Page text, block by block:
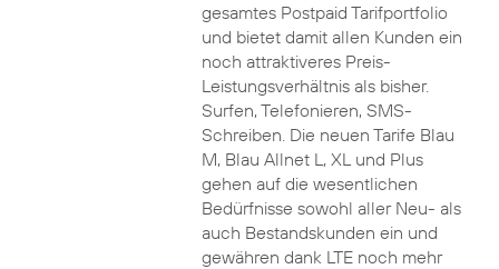
gesamtes Postpaid Tarifportfolio
und bietet damit allen Kunden ein
noch attraktiveres Preis-
Leistungsverhältnis als bisher.
Surfen, Telefonieren, SMS-
Schreiben. Die neuen Tarife Blau
M, Blau Allnet L, XL und Plus
gehen auf die wesentlichen
Bedürfnisse sowohl aller Neu- als
auch Bestandskunden ein und
gewähren dank LTE noch mehr